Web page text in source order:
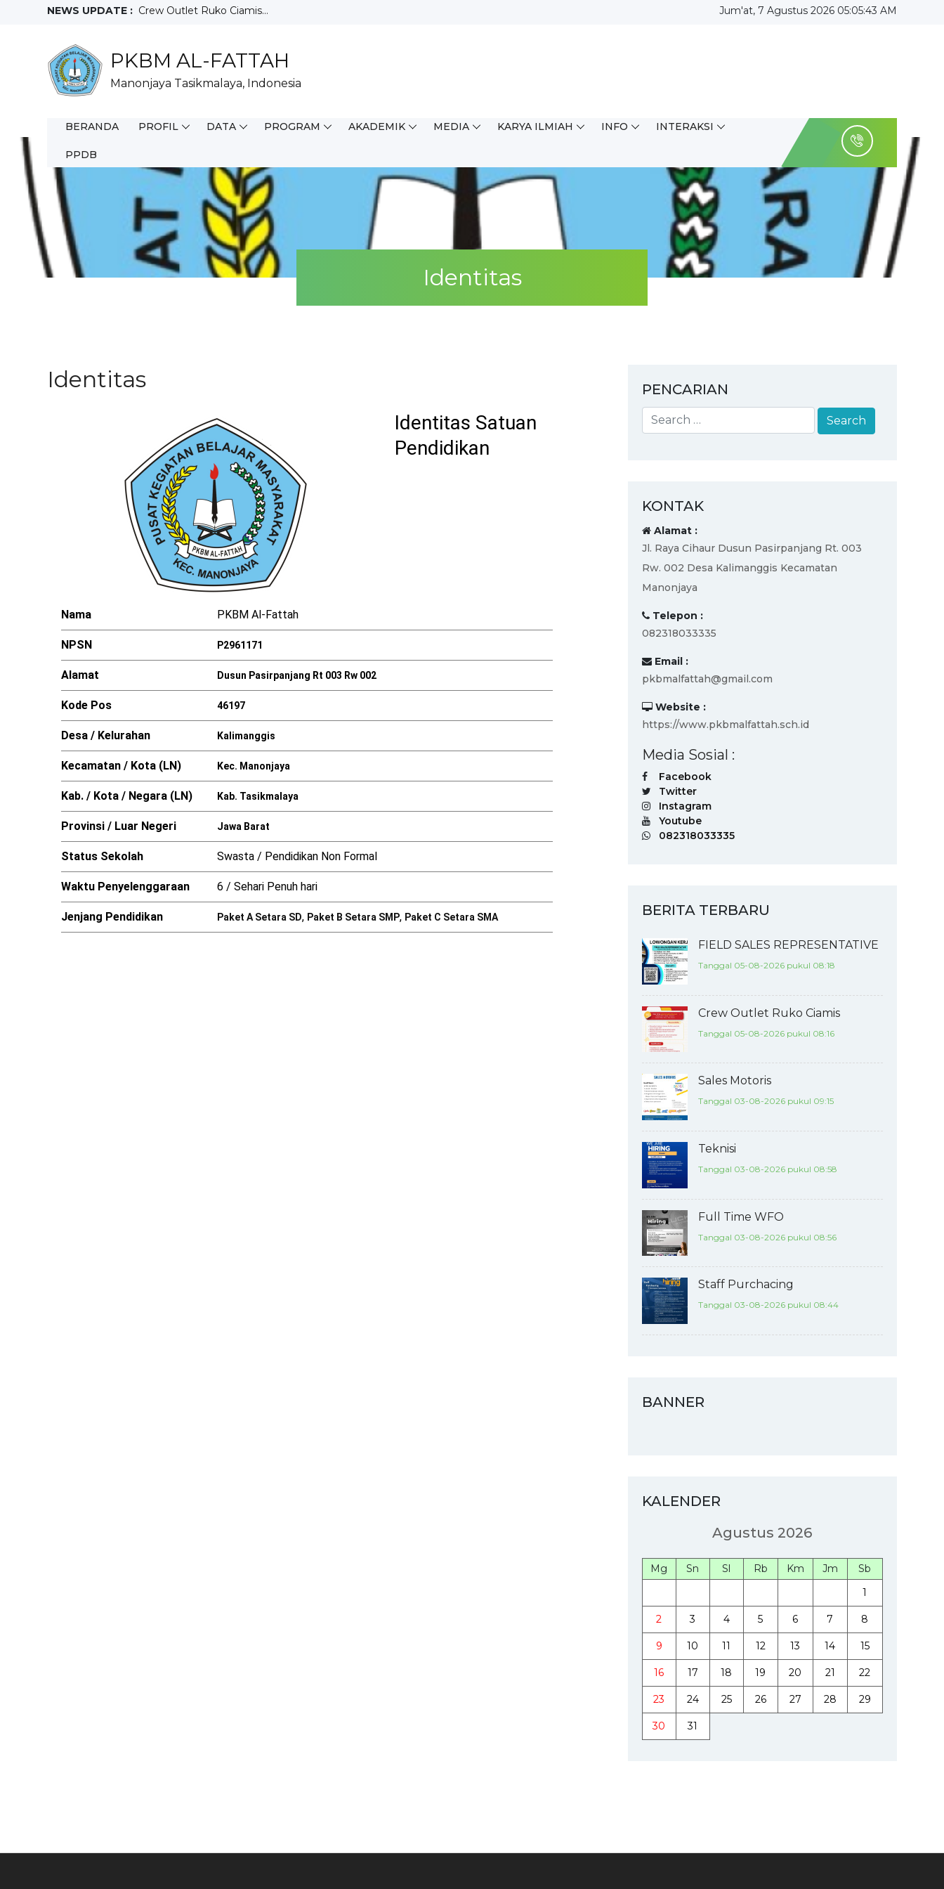
NEWS UPDATE : Crew Outlet Ruko Ciamis...
Full Time WFO...
Staff Purchacing...
Salesman Mix...
Juara 3 Olimpiade Sains Nasional Tingkat Kabupaten/Kota (OSN...
Jum'at, 7 Agustus 2026 05:05:44 AM
PKBM AL-FATTAH
Manonjaya Tasikmalaya, Indonesia
BERANDA PROFIL DATA PROGRAM AKADEMIK MEDIA KARYA ILMIAH INFO INTERAKSI
PPDB
Identitas
Identitas
Identitas Satuan
Pendidikan
Nama PKBM Al-Fattah
NPSN P2961171
Alamat Dusun Pasirpanjang Rt 003 Rw 002
Kode Pos 46197
Desa / Kelurahan Kalimanggis
Kecamatan / Kota (LN) Kec. Manonjaya
Kab. / Kota / Negara (LN) Kab. Tasikmalaya
Provinsi / Luar Negeri Jawa Barat
Status Sekolah Swasta / Pendidikan Non Formal
Waktu Penyelenggaraan 6 / Sehari Penuh hari
Jenjang Pendidikan Paket A Setara SD, Paket B Setara SMP, Paket C Setara SMA
PENCARIAN
KONTAK
Alamat :
Jl. Raya Cihaur Dusun Pasirpanjang Rt. 003
Rw. 002 Desa Kalimanggis Kecamatan
Manonjaya
Telepon :
082318033335
Email :
pkbmalfattah@gmail.com
Website :
https://www.pkbmalfattah.sch.id
Media Sosial :
Facebook
Twitter
Instagram
Youtube
082318033335
BERITA TERBARU
FIELD SALES REPRESENTATIVE
Tanggal 05-08-2026 pukul 08:18
Crew Outlet Ruko Ciamis
Tanggal 05-08-2026 pukul 08:16
Sales Motoris
Tanggal 03-08-2026 pukul 09:15
Teknisi
Tanggal 03-08-2026 pukul 08:58
Full Time WFO
Tanggal 03-08-2026 pukul 08:56
Staff Purchacing
Tanggal 03-08-2026 pukul 08:44
BANNER
KALENDER
Agustus 2026
Mg Sn Sl Rb Km Jm
Sb
1
2 3 4 5 6 7 8
9 10 11 12 13 14 15
16 17 18 19 20 21 22
23 24 25 26 27 28 29
30 31